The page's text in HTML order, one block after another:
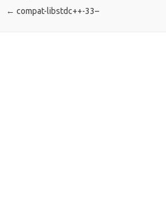
← compat-libstdc++-33–